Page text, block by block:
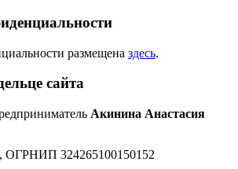
размещена здесь.
сайта
Акинина Анастасия
ОГРНИП 324265100150152